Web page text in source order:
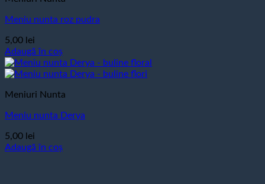
Meniu nunta roz pudra
5,00 lei
Adaugă în coș
Meniuri Nunta
Meniu nunta Derya
5,00 lei
Adaugă în coș